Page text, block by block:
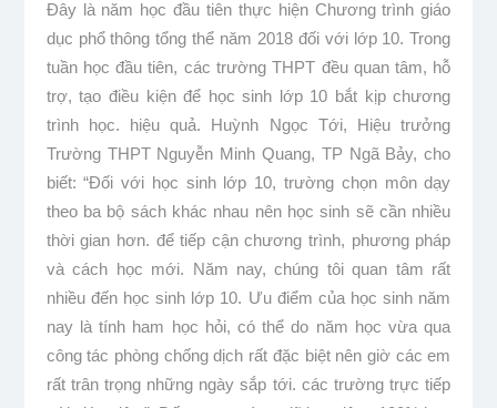
Đây là năm học đầu tiên thực hiện Chương trình giáo
dục phổ thông tổng thể năm 2018 đối với lớp 10. Trong
tuần học đầu tiên, các trường THPT đều quan tâm, hỗ
trợ, tạo điều kiện để học sinh lớp 10 bắt kịp chương
trình học. hiệu quả. Huỳnh Ngọc Tới, Hiệu trưởng
Trường THPT Nguyễn Minh Quang, TP Ngã Bảy, cho
biết: “Đối với học sinh lớp 10, trường chọn môn dạy
theo ba bộ sách khác nhau nên học sinh sẽ cần nhiều
thời gian hơn. để tiếp cận chương trình, phương pháp
và cách học mới. Năm nay, chúng tôi quan tâm rất
nhiều đến học sinh lớp 10. Ưu điểm của học sinh năm
nay là tính ham học hỏi, có thể do năm học vừa qua
công tác phòng chống dịch rất đặc biệt nên giờ các em
rất trân trọng những ngày sắp tới. các trường trực tiếp